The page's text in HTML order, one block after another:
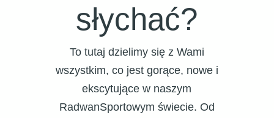
słychać?
To tutaj dzielimy się z Wami
wszystkim, co jest gorące, nowe i
ekscytujące w naszym
RadwanSportowym świecie. Od